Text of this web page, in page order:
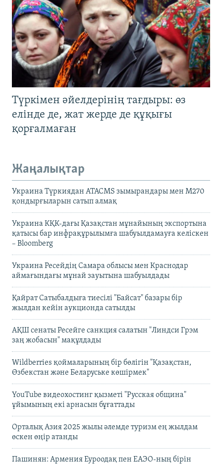
Түркімен әйелдерінің тағдыры: өз
елінде де, жат жерде де құқығы
қорғалмаған
Жаңалықтар
Украина Түркиядан ATACMS зымырандары мен M270
қондырғыларын сатып алмақ
Украина КҚК-дағы Қазақстан мұнайының экспортына
қатысы бар инфрақұрылымға шабуылдамауға келіскен
– Bloomberg
Украина Ресейдің Самара облысы мен Краснодар
аймағындағы мұнай зауытына шабуылдады
Қайрат Сатыбалдыға тиесілі "Байсат" базары бір
жылдан кейін аукционда сатылды
АҚШ сенаты Ресейге санкция салатын "Линдси Грэм
заң жобасын" мақұлдады
Wildberries қоймаларының бір бөлігін "Қазақстан,
Өзбекстан және Беларуське көшірмек"
YouTube видеохостинг қызметі "Русская община"
ұйымының екі арнасын бұғаттады
Орталық Азия 2025 жылы әлемде туризм ең жылдам
өскен өңір атанды
Пашинян: Армения Еуроодақ пен ЕАЭО-ның бірін